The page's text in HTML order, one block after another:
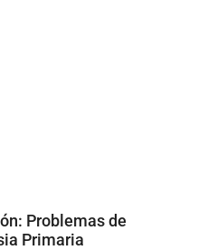
Problemas de
Primaria